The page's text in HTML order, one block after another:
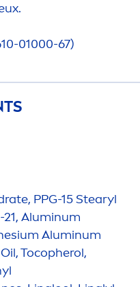
01000-67)
te, PPG-15 Stearyl
Aluminum
Aluminum
Tocopherol,